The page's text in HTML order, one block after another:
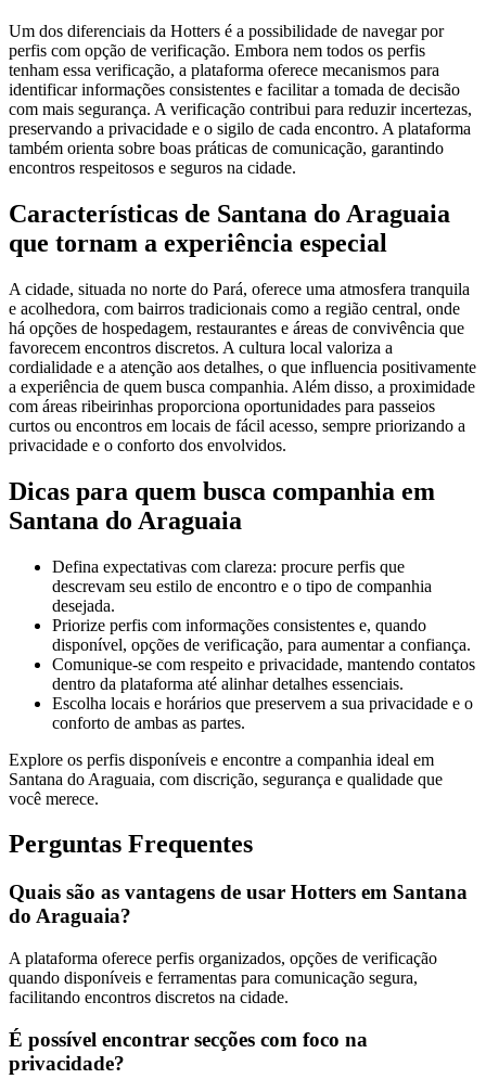
Um dos diferenciais da Hotters é a possibilidade de navegar por
perfis com opção de verificação. Embora nem todos os perfis
tenham essa verificação, a plataforma oferece mecanismos para
identificar informações consistentes e facilitar a tomada de decisão
com mais segurança. A verificação contribui para reduzir incertezas,
preservando a privacidade e o sigilo de cada encontro. A plataforma
também orienta sobre boas práticas de comunicação, garantindo
encontros respeitosos e seguros na cidade.
Características de Santana do Araguaia
que tornam a experiência especial
A cidade, situada no norte do Pará, oferece uma atmosfera tranquila
e acolhedora, com bairros tradicionais como a região central, onde
há opções de hospedagem, restaurantes e áreas de convivência que
favorecem encontros discretos. A cultura local valoriza a
cordialidade e a atenção aos detalhes, o que influencia positivamente
a experiência de quem busca companhia. Além disso, a proximidade
com áreas ribeirinhas proporciona oportunidades para passeios
curtos ou encontros em locais de fácil acesso, sempre priorizando a
privacidade e o conforto dos envolvidos.
Dicas para quem busca companhia em
Santana do Araguaia
Defina expectativas com clareza: procure perfis que
descrevam seu estilo de encontro e o tipo de companhia
desejada.
Priorize perfis com informações consistentes e, quando
disponível, opções de verificação, para aumentar a confiança.
Comunique-se com respeito e privacidade, mantendo contatos
dentro da plataforma até alinhar detalhes essenciais.
Escolha locais e horários que preservem a sua privacidade e o
conforto de ambas as partes.
Explore os perfis disponíveis e encontre a companhia ideal em
Santana do Araguaia, com discrição, segurança e qualidade que
você merece.
Perguntas Frequentes
Quais são as vantagens de usar Hotters em Santana
do Araguaia?
A plataforma oferece perfis organizados, opções de verificação
quando disponíveis e ferramentas para comunicação segura,
facilitando encontros discretos na cidade.
É possível encontrar secções com foco na
privacidade?